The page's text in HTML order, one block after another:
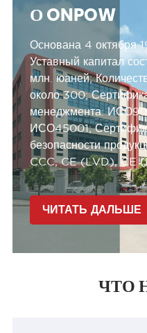
О ONPOW
Основана 4 октября
Уставный капитал
млн. юаней;
около 300;
менеджмента:
ИСО45001;
безопасности
CCC, CE (LVD), CE
ЧИТАТЬ ДАЛЬШЕ
ЧТО